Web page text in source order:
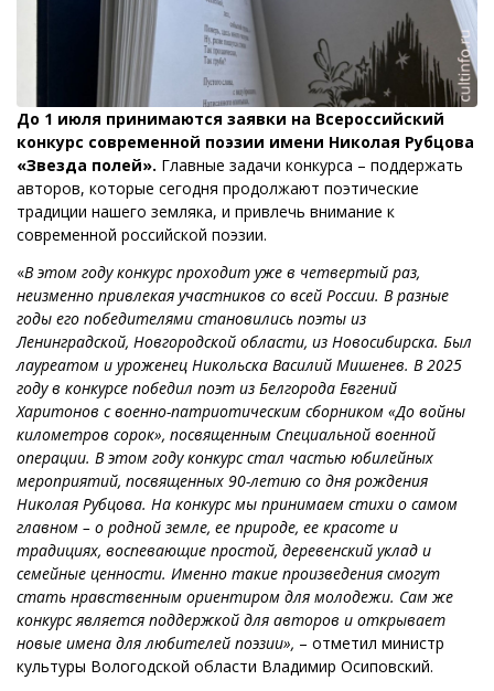
До 1 июля принимаются заявки на Всероссийский
конкурс современной поэзии имени Николая Рубцова
«Звезда полей». Главные задачи конкурса – поддержать
авторов, которые сегодня продолжают поэтические
традиции нашего земляка, и привлечь внимание к
современной российской поэзии.
«В этом году конкурс проходит уже в четвертый раз,
неизменно привлекая участников со всей России. В разные
годы его победителями становились поэты из
Ленинградской, Новгородской области, из Новосибирска. Был
лауреатом и уроженец Никольска Василий Мишенев. В 2025
году в конкурсе победил поэт из Белгорода Евгений
Харитонов с военно-патриотическим сборником «До войны
километров сорок», посвященным Специальной военной
операции. В этом году конкурс стал частью юбилейных
мероприятий, посвященных 90-летию со дня рождения
Николая Рубцова. На конкурс мы принимаем стихи о самом
главном – о родной земле, ее природе, ее красоте и
традициях, воспевающие простой, деревенский уклад и
семейные ценности. Именно такие произведения смогут
стать нравственным ориентиром для молодежи. Сам же
конкурс является поддержкой для авторов и открывает
новые имена для любителей поэзии», – отметил министр
культуры Вологодской области Владимир Осиповский.